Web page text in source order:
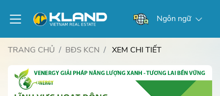
Ngôn ngữ
TRANG CHỦ BĐS KCN XEM CHI TIẾT